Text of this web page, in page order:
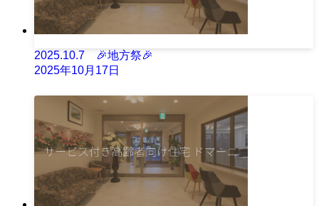
2025.10.7 🎉地方祭🎉
2025年10月17日